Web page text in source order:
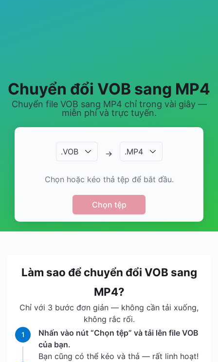
Chuyển đổi VOB sang MP4
Chuyển file VOB sang MP4 chỉ trong vài giây —
miễn phí và trực tuyến.
.VOB → .MP4
Chọn hoặc kéo thả tệp để bắt đầu.
Chọn tệp
Làm sao để chuyển đổi VOB sang
MP4?
Chỉ với 3 bước đơn giản — không cần tải xuống,
không rắc rối.
1
Nhấn vào nút “Chọn tệp” và tải lên file VOB
của bạn.
Bạn cũng có thể kéo và thả — rất linh hoạt!